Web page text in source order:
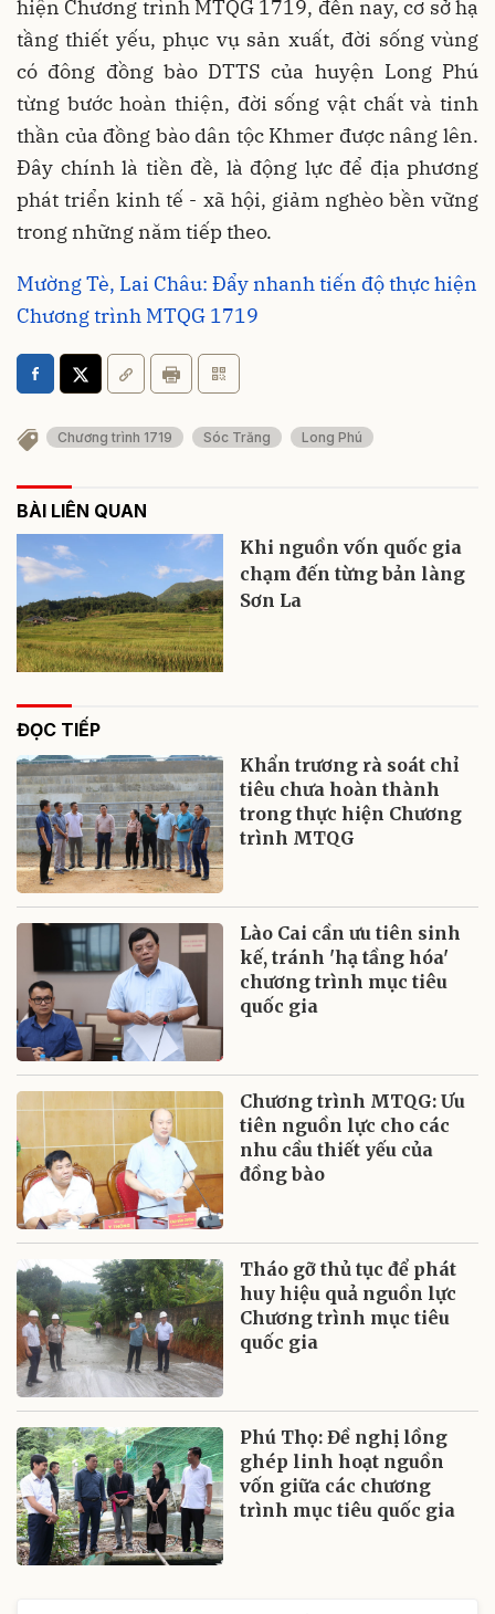
hiện Chương trình MTQG 1719, đến nay, cơ sở hạ
tầng thiết yếu, phục vụ sản xuất, đời sống vùng
có đông đồng bào DTTS của huyện Long Phú
từng bước hoàn thiện, đời sống vật chất và tinh
thần của đồng bào dân tộc Khmer được nâng lên.
Đây chính là tiền đề, là động lực để địa phương
phát triển kinh tế - xã hội, giảm nghèo bền vững
trong những năm tiếp theo.
Mường Tè, Lai Châu: Đẩy nhanh tiến độ thực hiện
Chương trình MTQG 1719
Chương trình 1719 Sóc Trăng Long Phú
BÀI LIÊN QUAN
Khi nguồn vốn quốc gia
chạm đến từng bản làng
Sơn La
ĐỌC TIẾP
Khẩn trương rà soát chỉ
tiêu chưa hoàn thành
trong thực hiện Chương
trình MTQG
Lào Cai cần ưu tiên sinh
kế, tránh 'hạ tầng hóa'
chương trình mục tiêu
quốc gia
Chương trình MTQG: Ưu
tiên nguồn lực cho các
nhu cầu thiết yếu của
đồng bào
Tháo gỡ thủ tục để phát
huy hiệu quả nguồn lực
Chương trình mục tiêu
quốc gia
Phú Thọ: Đề nghị lồng
ghép linh hoạt nguồn
vốn giữa các chương
trình mục tiêu quốc gia